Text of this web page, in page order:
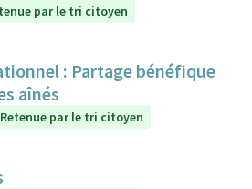
par le tri citoyen
: Partage bénéfique
aînés
Retenue par le tri citoyen